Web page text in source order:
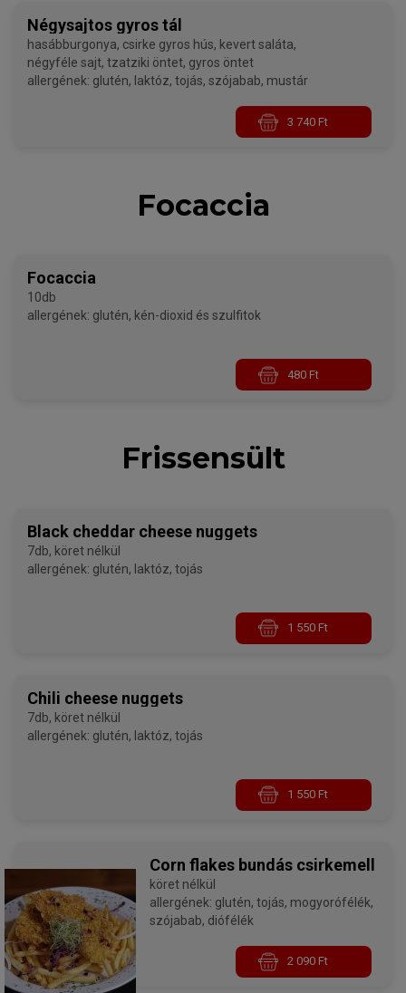
Négysajtos gyros tál
hasábburgonya, csirke gyros hús, kevert saláta,
négyféle sajt, tzatziki öntet, gyros öntet
allergének: glutén, laktóz, tojás, szójabab, mustár
3 740 Ft
Focaccia
Focaccia
10db
allergének: glutén, kén-dioxid és szulfitok
480 Ft
Frissensült
Black cheddar cheese nuggets
7db, köret nélkül
allergének: glutén, laktóz, tojás
1 550 Ft
Chili cheese nuggets
7db, köret nélkül
allergének: glutén, laktóz, tojás
1 550 Ft
Corn flakes bundás csirkemell
köret nélkül
allergének: glutén, tojás, mogyorófélék,
szójabab, diófélék
2 090 Ft